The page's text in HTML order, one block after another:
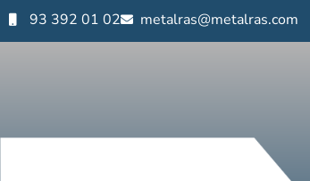
93 392 01 02 metalras@metalras.com